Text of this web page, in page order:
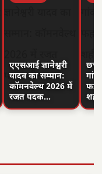
एएसआई ज्ञानेश्वरी
यादव का सम्मान:
कॉमनवेल्थ 2026 में
रजत पदक…